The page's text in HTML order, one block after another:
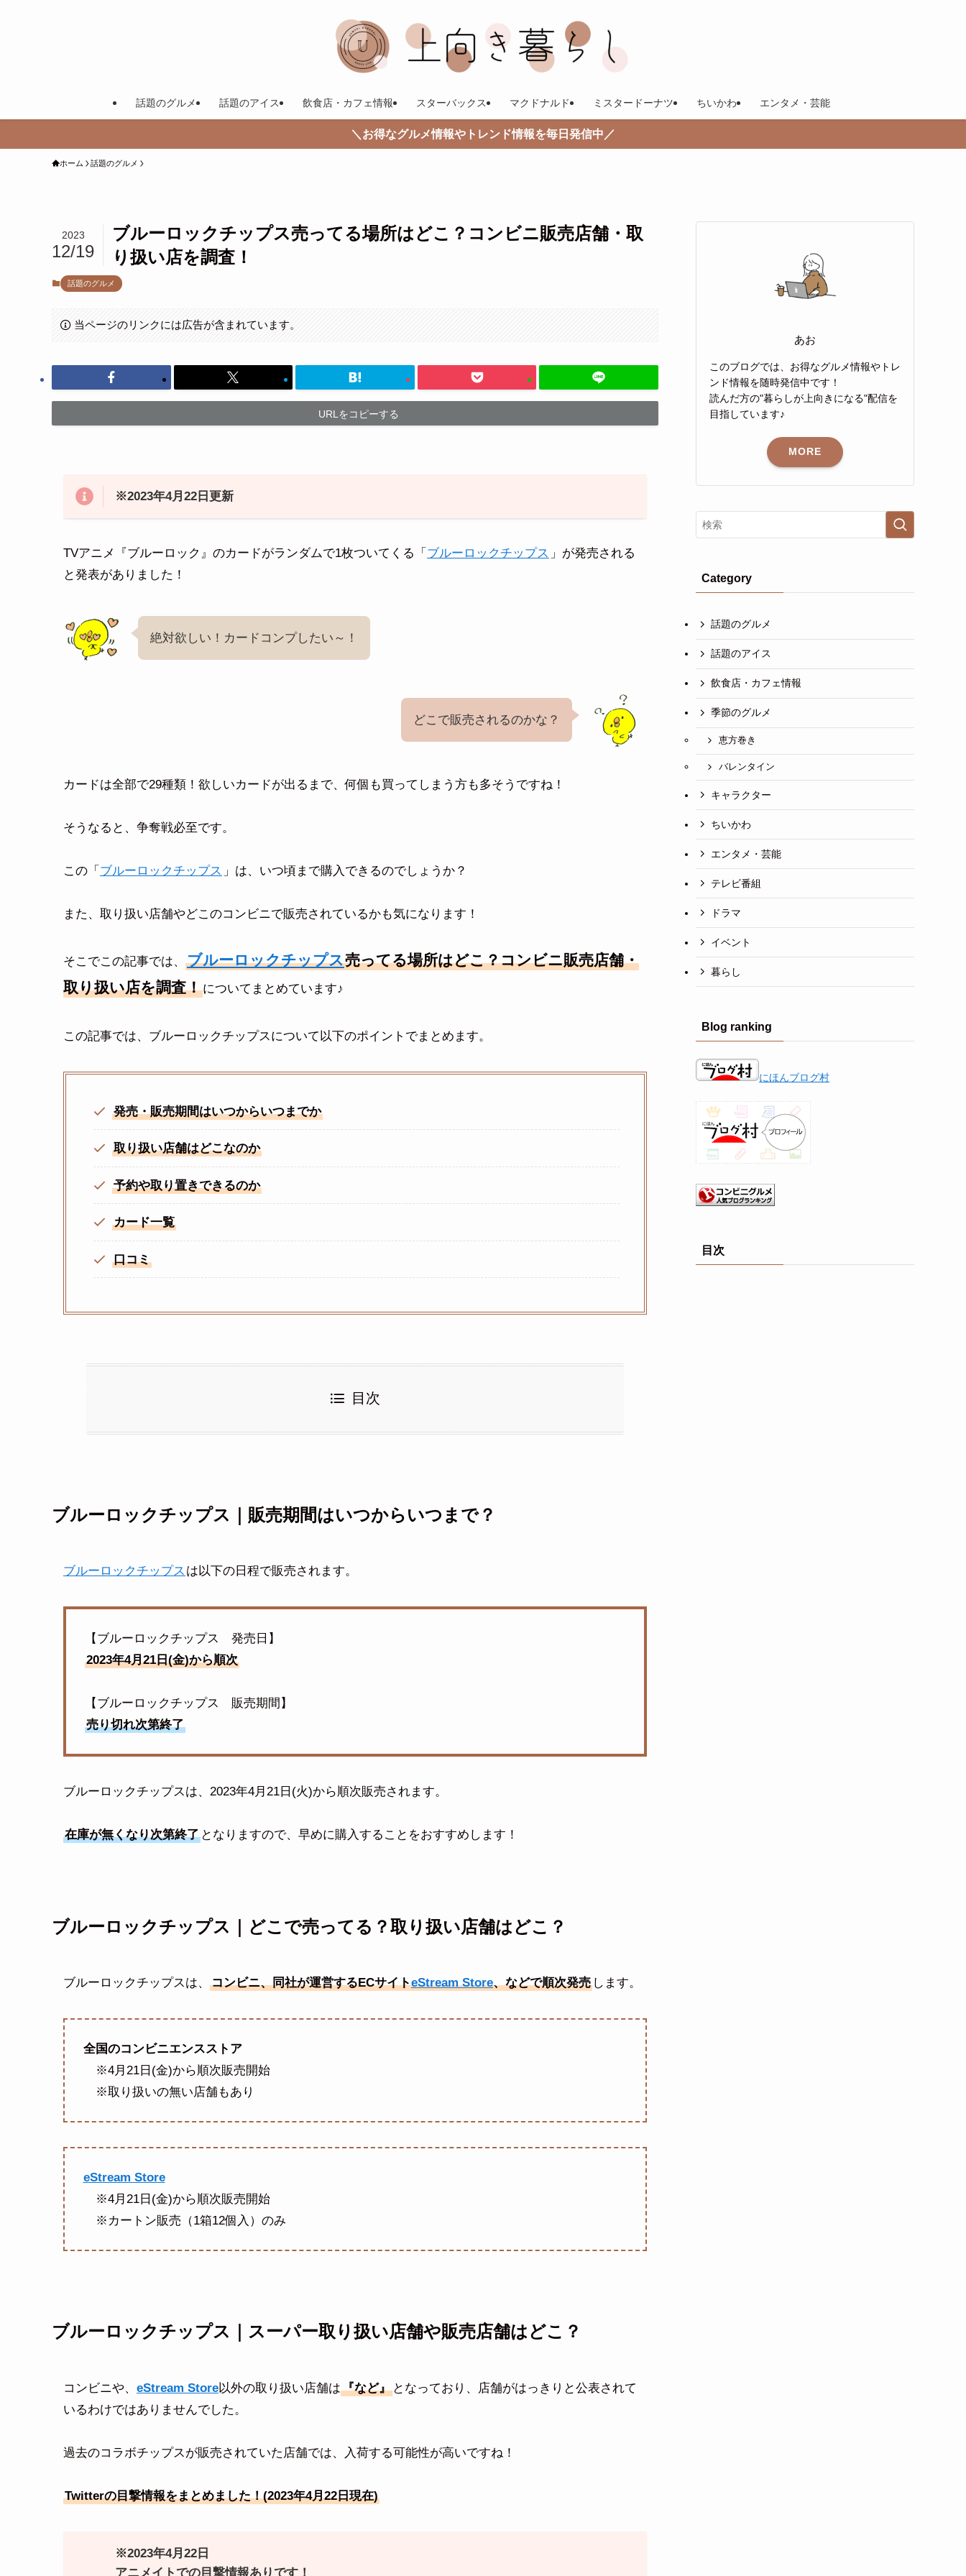
話題のグルメ 話題のアイス 飲食店・カフェ情報 スターバックス マクドナルド ミスタードーナツ ちいかわ エンタメ・芸能
＼お得なグルメ情報やトレンド情報を毎日発信中／
ホーム 話題のグルメ
ブルーロックチップス売ってる場所はどこ？コンビニ販売店舗・取
り扱い店を調査！
2023
12/19
話題のグルメ
当ページのリンクには広告が含まれています。
URLをコピーする
※2023年4月22日更新
TVアニメ『ブルーロック』のカードがランダムで1枚ついてくる「 ブルーロックチップス 」が発売される
と発表がありました！
絶対欲しい！カードコンプしたい～！
どこで販売されるのかな？
カードは全部で29種類！欲しいカードが出るまで、何個も買ってしまう方も多そうですね！
そうなると、争奪戦必至です。
この「 ブルーロックチップス 」は、いつ頃まで購入できるのでしょうか？
また、取り扱い店舗やどこのコンビニで販売されているかも気になります！
そこでこの記事では、 ブルーロックチップス売ってる場所はどこ？コンビニ販売店舗・
取り扱い店を調査！についてまとめています♪
この記事では、ブルーロックチップスについて以下のポイントでまとめます。
発売・販売期間はいつからいつまでか
取り扱い店舗はどこなのか
予約や取り置きできるのか
カード一覧
口コミ
目次
ブルーロックチップス｜販売期間はいつからいつまで？
ブルーロックチップス は以下の日程で販売されます。
【ブルーロックチップス 発売日】
2023年4月21日(金)から順次
【ブルーロックチップス 販売期間】
売り切れ次第終了
ブルーロックチップスは、2023年4月21日(火)から順次販売されます。
在庫が無くなり次第終了 となりますので、早めに購入することをおすすめします！
ブルーロックチップス｜どこで売ってる？取り扱い店舗はどこ？
ブルーロックチップスは、 コンビニ、同社が運営するECサイトeStream Store、などで順次発売 します。
全国のコンビニエンスストア
※4月21日(金)から順次販売開始
※取り扱いの無い店舗もあり
eStream Store
※4月21日(金)から順次販売開始
※カートン販売（1箱12個入）のみ
ブルーロックチップス｜スーパー取り扱い店舗や販売店舗はどこ？
コンビニや、 eStream Store以外の取り扱い店舗は『など』 となっており、店舗がはっきりと公表されて
いるわけではありませんでした。
過去のコラボチップスが販売されていた店舗では、入荷する可能性が高いですね！
Twitterの目撃情報をまとめました！(2023年4月22日現在)
※2023年4月22日
アニメイトでの目撃情報ありです！
あお
このブログでは、お得なグルメ情報やトレ
ンド情報を随時発信中です！
読んだ方の"暮らしが上向きになる"配信を
目指しています♪
MORE
Category
話題のグルメ
話題のアイス
飲食店・カフェ情報
季節のグルメ
恵方巻き
バレンタイン
キャラクター
ちいかわ
エンタメ・芸能
テレビ番組
ドラマ
イベント
暮らし
Blog ranking
にほんブログ村
目次